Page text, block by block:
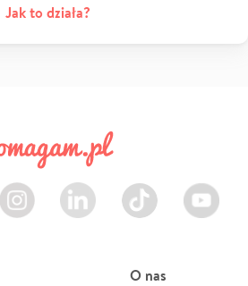
Jak to działa?
Instagram LinkedIn TikTok Youtube
O nas